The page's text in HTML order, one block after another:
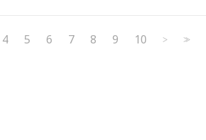
4 5 6 7 8 9 10 > >>